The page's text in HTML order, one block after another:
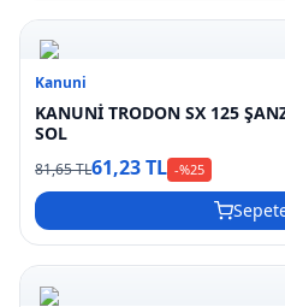
Kanuni
KANUNİ TRODON SX 125
SOL
81,65 TL61,23 TL -%25